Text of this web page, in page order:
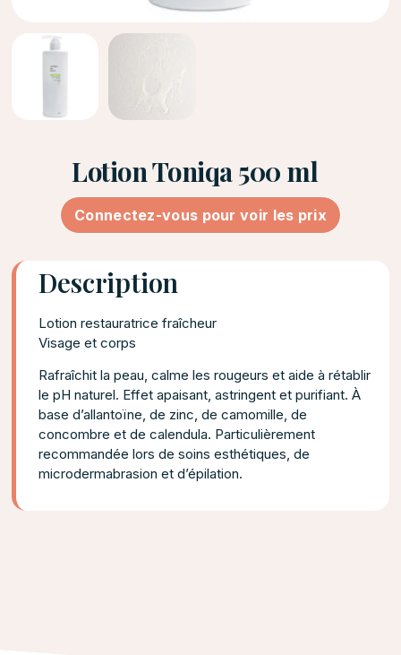
Lotion Toniqa 500 ml
Connectez-vous pour voir les prix
Description
Lotion restauratrice fraîcheur
Visage et corps
Rafraîchit la peau, calme les rougeurs et aide à rétablir
le pH naturel. Effet apaisant, astringent et purifiant. À
base d’allantoïne, de zinc, de camomille, de
concombre et de calendula. Particulièrement
recommandée lors de soins esthétiques, de
microdermabrasion et d’épilation.